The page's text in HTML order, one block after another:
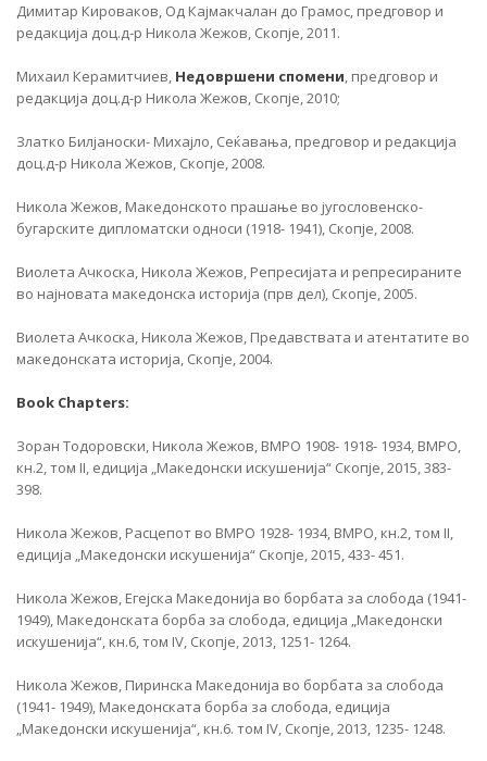
Димитар Кироваков, Од Кајмакчалан до Грамос, предговор и
редакција доц.д-р Никола Жежов, Скопје, 2011.
Михаил Керамитчиев, Недовршени спомени, предговор и
редакција доц.д-р Никола Жежов, Скопје, 2010;
Златко Билјаноски- Михајло, Сеќавања, предговор и редакција
доц.д-р Никола Жежов, Скопје, 2008.
Никола Жежов, Македонското прашање во југословенско-
бугарските дипломатски односи (1918- 1941), Скопје, 2008.
Виолета Ачкоска, Никола Жежов, Репресијата и репресираните
во најновата македонска историја (прв дел), Скопје, 2005.
Виолета Ачкоска, Никола Жежов, Предавствата и атентатите во
македонската историја, Скопје, 2004.
Book Chapters:
Зоран Тодоровски, Никола Жежов, ВМРО 1908- 1918- 1934, ВМРО,
кн.2, том II, едиција „Македонски искушенија“ Скопје, 2015, 383-
398.
Никола Жежов, Расцепот во ВМРО 1928- 1934, ВМРО, кн.2, том II,
едиција „Македонски искушенија“ Скопје, 2015, 433- 451.
Никола Жежов, Егејска Македонија во борбата за слобода (1941-
1949), Македонската борба за слобода, едиција „Македонски
искушенија“, кн.6, том IV, Скопје, 2013, 1251- 1264.
Никола Жежов, Пиринска Македонија во борбата за слобода
(1941- 1949), Македонската борба за слобода, едиција
„Македонски искушенија“, кн.6. том IV, Скопје, 2013, 1235- 1248.